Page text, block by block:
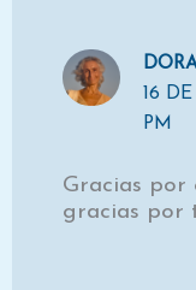
16
PM
Gracias por
gracias por